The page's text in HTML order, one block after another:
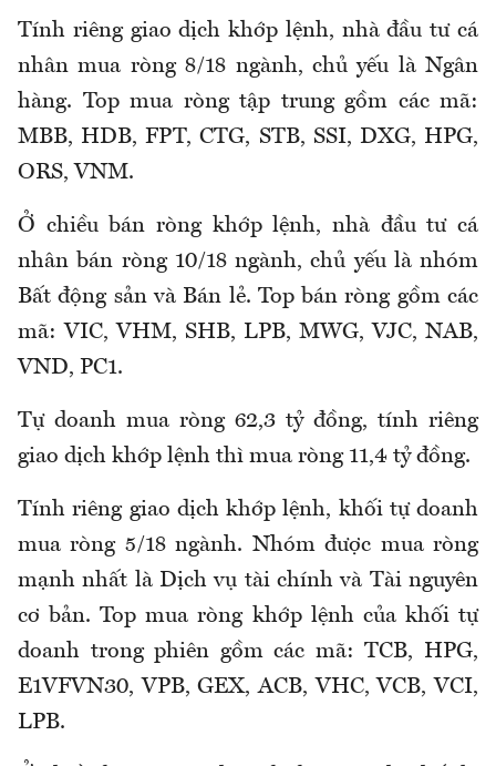
Tính riêng giao dịch khớp lệnh, nhà đầu tư cá
nhân mua ròng 8/18 ngành, chủ yếu là Ngân
hàng. Top mua ròng tập trung gồm các mã:
MBB, HDB, FPT, CTG, STB, SSI, DXG, HPG,
ORS, VNM.
Ở chiều bán ròng khớp lệnh, nhà đầu tư cá
nhân bán ròng 10/18 ngành, chủ yếu là nhóm
Bất động sản và Bán lẻ. Top bán ròng gồm các
mã: VIC, VHM, SHB, LPB, MWG, VJC, NAB,
VND, PC1.
Tự doanh mua ròng 62,3 tỷ đồng, tính riêng
giao dịch khớp lệnh thì mua ròng 11,4 tỷ đồng.
Tính riêng giao dịch khớp lệnh, khối tự doanh
mua ròng 5/18 ngành. Nhóm được mua ròng
mạnh nhất là Dịch vụ tài chính và Tài nguyên
cơ bản. Top mua ròng khớp lệnh của khối tự
doanh trong phiên gồm các mã: TCB, HPG,
E1VFVN30, VPB, GEX, ACB, VHC, VCB, VCI,
LPB.